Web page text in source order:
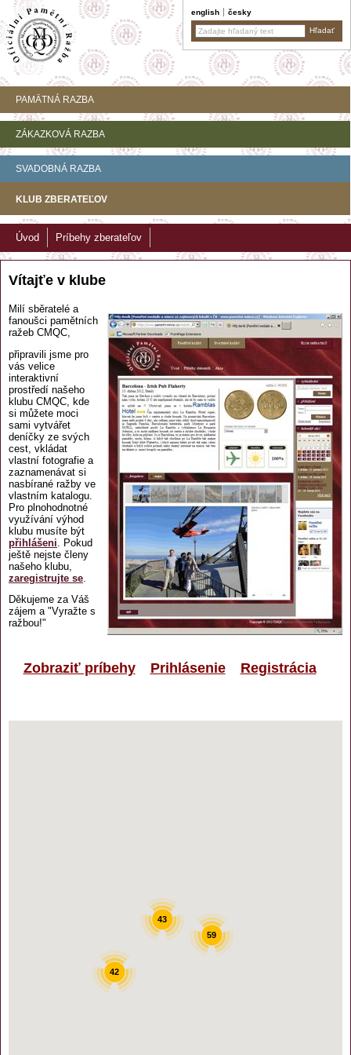
english česky
PAMÄTNÁ RAZBA
ZÁKAZKOVÁ RAZBA
SVADOBNÁ RAZBA
KLUB ZBERATEĽOV
Úvod Príbehy zberateľov
Vítajťe v klube
Milí sběratelé a
fanoušci pamětních
ražeb CMQC,
připravili jsme pro
vás velice
interaktivní
prostředí našeho
klubu CMQC, kde
si můžete moci
sami vytvářet
deníčky ze svých
cest, vkládat
vlastní fotografie a
zaznamenávat si
nasbírané ražby ve
vlastním katalogu.
Pro plnohodnotné
využívání výhod
klubu musíte být
přihlášeni . Pokud
ještě nejste členy
našeho klubu,
zaregistrujte se
Děkujeme za Váš
zájem a "Vyražte s
ražbou!"
Zobraziť príbehy Prihlásenie Registrácia
59
43
42